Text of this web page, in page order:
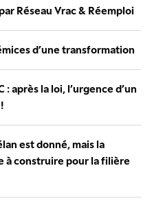
Réseau Vrac & Réemploi
d’une transformation
: après la loi, l’urgence d’un
est donné, mais la
à construire pour la filière